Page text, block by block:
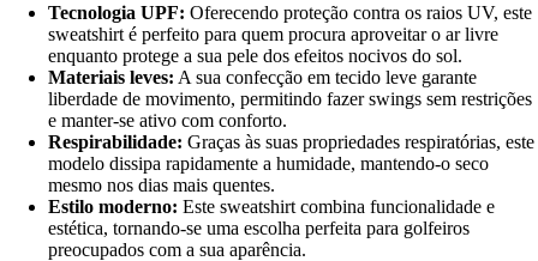
Tecnologia UPF: Oferecendo proteção contra os raios UV, este
sweatshirt é perfeito para quem procura aproveitar o ar livre
enquanto protege a sua pele dos efeitos nocivos do sol.
Materiais leves: A sua confecção em tecido leve garante
liberdade de movimento, permitindo fazer swings sem restrições
e manter-se ativo com conforto.
Respirabilidade: Graças às suas propriedades respiratórias, este
modelo dissipa rapidamente a humidade, mantendo-o seco
mesmo nos dias mais quentes.
Estilo moderno: Este sweatshirt combina funcionalidade e
estética, tornando-se uma escolha perfeita para golfeiros
preocupados com a sua aparência.